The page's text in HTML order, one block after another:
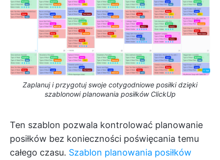
Zaplanuj i przygotuj swoje cotygodniowe posiłki dzięki
szablonowi planowania posiłków ClickUp
Ten szablon pozwala kontrolować planowanie
posiłków bez konieczności poświęcania temu
całego czasu. Szablon planowania posiłków